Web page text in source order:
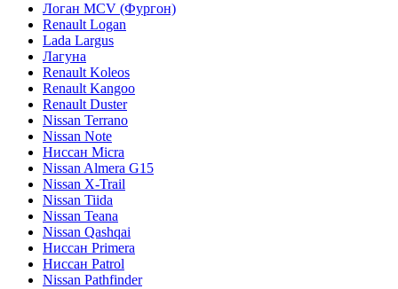
Логан МСV (Фургон)
Renault Logan
Lada Largus
Лагуна
Renault Koleos
Renault Kangoo
Renault Duster
Nissan Terrano
Nissan Note
Ниссан Micra
Nissan Almera G15
Nissan X-Trail
Nissan Tiida
Nissan Teana
Nissan Qashqai
Ниссан Primera
Ниссан Patrol
Nissan Pathfinder